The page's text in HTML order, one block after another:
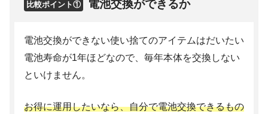
比較ポイント① 電池交換ができるか
電池交換ができない使い捨てのアイテムはだいたい
電池寿命が1年ほどなので、毎年本体を交換しない
といけません。
お得に運用したいなら、自分で電池交換できるもの